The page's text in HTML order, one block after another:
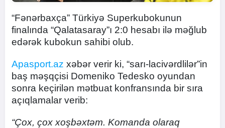
“Fənərbaxça” Türkiyə Superkubokunun
finalında “Qalatasaray”ı 2:0 hesabı ilə məğlub
edərək kubokun sahibi olub.
Apasport.az xəbər verir ki, “sarı-lacivərdlilər”in
baş məşqçisi Domeniko Tedesko oyundan
sonra keçirilən mətbuat konfransında bir sıra
açıqlamalar verib:
“Çox, çox xoşbəxtəm. Komanda olaraq